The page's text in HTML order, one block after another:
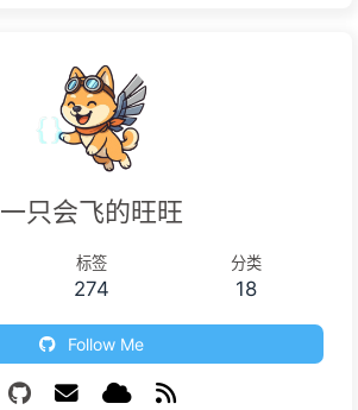
一只会飞的旺旺
标签
274
分类
18
Follow Me